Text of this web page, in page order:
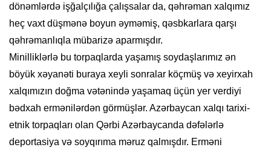
dönəmlərdə işğalçılığa çalışsalar da, qəhrəman xalqımız
heç vaxt düşmənə boyun əyməmiş, qəsbkarlara qarşı
qəhrəmanlıqla mübarizə aparmışdır.
Minilliklərlə bu torpaqlarda yaşamış soydaşlarımız ən
böyük xəyanəti buraya xeyli sonralar köçmüş və xeyirxah
xalqımızın doğma vətənində yaşamaq üçün yer verdiyi
bədxah ermənilərdən görmüşlər. Azərbaycan xalqı tarixi-
etnik torpaqları olan Qərbi Azərbaycanda dəfələrlə
deportasiya və soyqırıma məruz qalmışdır. Erməni